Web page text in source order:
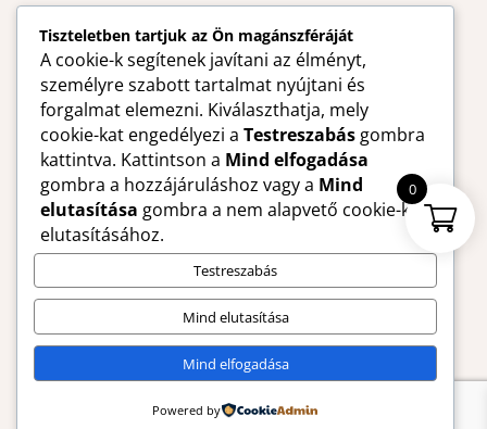
Tiszteletben tartjuk az Ön magánszféráját
A cookie-k segítenek javítani az élményt,
személyre szabott tartalmat nyújtani és
forgalmat elemezni. Kiválaszthatja, mely
cookie-kat engedélyezi a Testreszabás gombra
kattintva. Kattintson a Mind elfogadása
gombra a hozzájáruláshoz vagy a Mind
elutasítása gombra a nem alapvető cookie-k
elutasításához.
Testreszabás
Mind elutasítása
Mind elfogadása
Powered by
0